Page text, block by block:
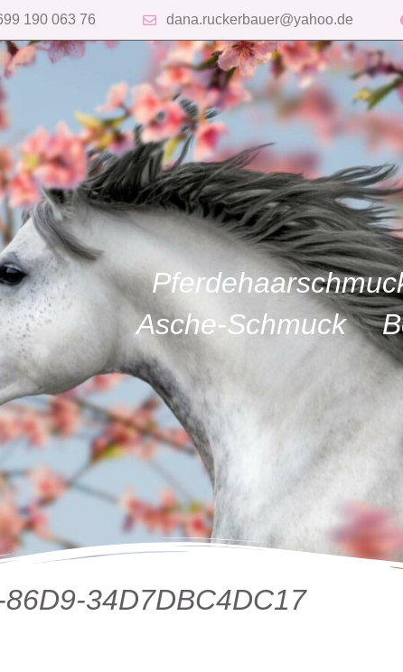
190 063 76 dana.ruckerbauer@yahoo.de
Asche-Schmuck
34D7DBC4DC17